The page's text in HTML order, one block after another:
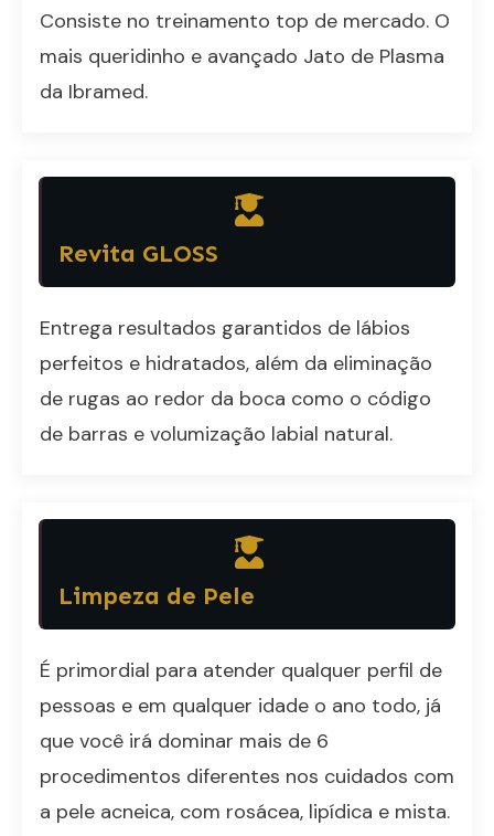
Consiste no treinamento top de mercado. O
mais queridinho e avançado Jato de Plasma
da Ibramed.
Revita GLOSS
Entrega resultados garantidos de lábios
perfeitos e hidratados, além da eliminação
de rugas ao redor da boca como o código
de barras e volumização labial natural.
Limpeza de Pele
É primordial para atender qualquer perfil de
pessoas e em qualquer idade o ano todo, já
que você irá dominar mais de 6
procedimentos diferentes nos cuidados com
a pele acneica, com rosácea, lipídica e mista.